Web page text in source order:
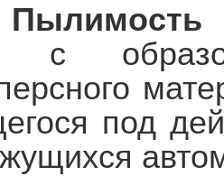
Пылимость
с
под